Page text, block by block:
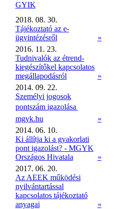
GYIK
2018. 08. 30.
Tájékoztató az e-
ügyintézésről
»
2016. 11. 23.
Tudnivalók az étrend-
kiegészítőkel kapcsolatos
megállapodásról
»
2014. 09. 22.
Személyi jogosok
pontszám igazolása 
mgyk.hu
»
2014. 06. 10.
Ki állítja ki a gyakorlati
pont igazolást? - MGYK
Országos Hivatala
»
2017. 06. 20.
Az AEEK működési
nyilvántartással
kapcsolatos tájékoztató
anyagai
»